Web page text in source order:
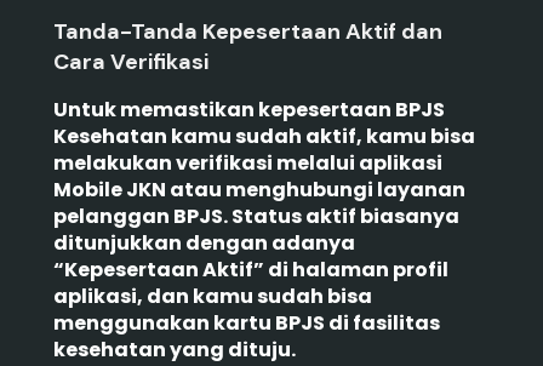
Tanda-Tanda Kepesertaan Aktif dan
Cara Verifikasi
Untuk memastikan kepesertaan BPJS
Kesehatan kamu sudah aktif, kamu bisa
melakukan verifikasi melalui aplikasi
Mobile JKN atau menghubungi layanan
pelanggan BPJS. Status aktif biasanya
ditunjukkan dengan adanya
“Kepesertaan Aktif” di halaman profil
aplikasi, dan kamu sudah bisa
menggunakan kartu BPJS di fasilitas
kesehatan yang dituju.